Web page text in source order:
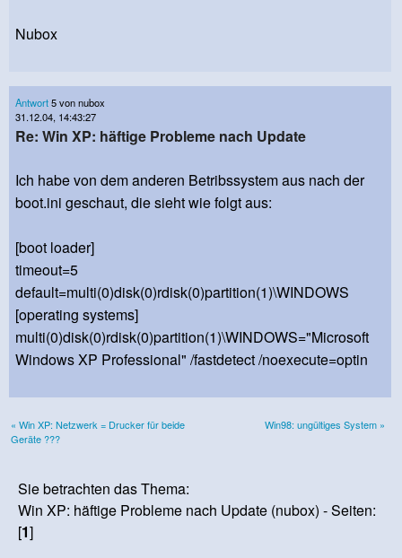
Nubox
Antwort5 von nubox
31.12.04, 14:43:27
Re: Win XP: häftige Probleme nach Update
Ich habe von dem anderen Betribssystem aus nach der
boot.ini geschaut, die sieht wie folgt aus:
[boot loader]
timeout=5
default=multi(0)disk(0)rdisk(0)partition(1)\WINDOWS
[operating systems]
multi(0)disk(0)rdisk(0)partition(1)\WINDOWS="Microsoft
Windows XP Professional" /fastdetect /noexecute=optin
« Win XP: Netzwerk = Drucker für beide
Geräte ???
Win98: ungültiges System »
Sie betrachten das Thema:
Win XP: häftige Probleme nach Update (nubox) - Seiten:
[1]